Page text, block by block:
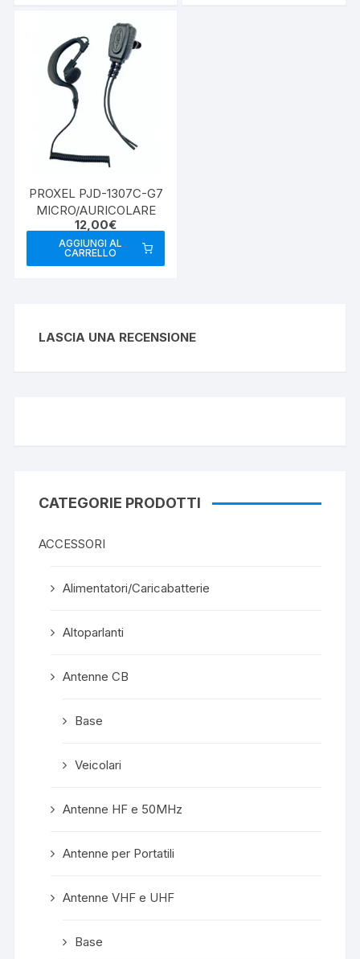
PROXEL PJD-1307C-G7
MICRO/AURICOLARE
12,00€
AGGIUNGI AL
CARRELLO
LASCIA UNA RECENSIONE
CATEGORIE PRODOTTI
ACCESSORI
Alimentatori/Caricabatterie
Altoparlanti
Antenne CB
Base
Veicolari
Antenne HF e 50MHz
Antenne per Portatili
Antenne VHF e UHF
Base